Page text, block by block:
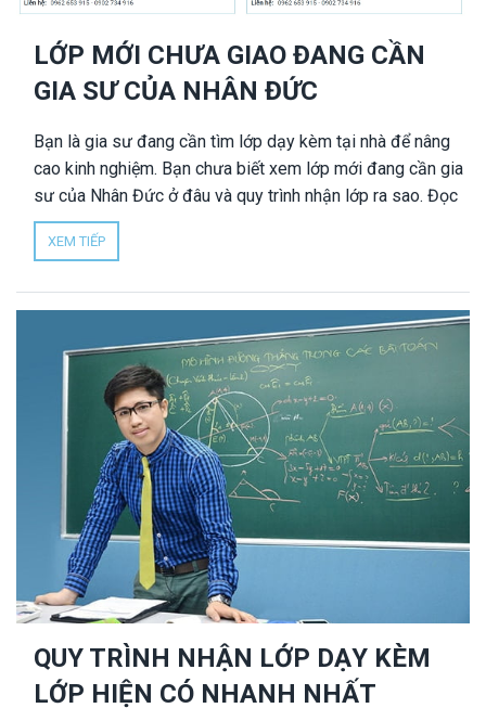
LỚP MỚI CHƯA GIAO ĐANG CẦN
GIA SƯ CỦA NHÂN ĐỨC
Bạn là gia sư đang cần tìm lớp dạy kèm tại nhà để nâng
cao kinh nghiệm. Bạn chưa biết xem lớp mới đang cần gia
sư của Nhân Đức ở đâu và quy trình nhận lớp ra sao. Đọc
ngay bài viết sau để theo dõi và cập nhật lớp mới tại Gia
Sư Nhân Đức thường xuyên nhé.
XEM TIẾP
QUY TRÌNH NHẬN LỚP DẠY KÈM
LỚP HIỆN CÓ NHANH NHẤT